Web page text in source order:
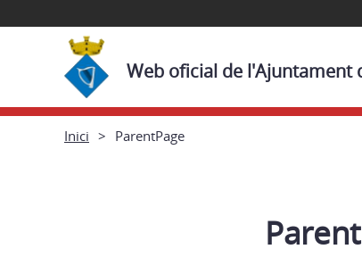
Web oficial de l'Ajuntament
Inici ParentPage